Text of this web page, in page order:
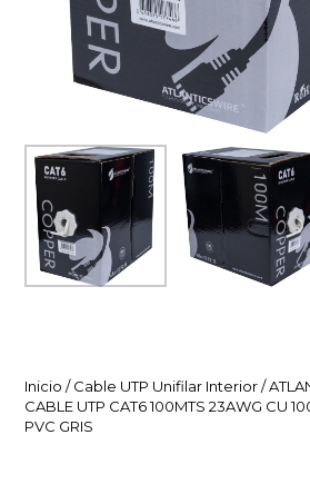
Inicio /Cable UTP Unifilar Interior/
CABLE UTP CAT6 100MTS 23AWG CU
PVC GRIS